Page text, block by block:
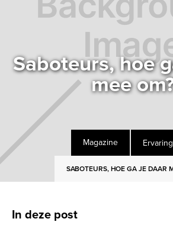
Saboteurs, hoe
mee
Magazine
SABOTEURS, HOE GA JE DAAR
In deze post